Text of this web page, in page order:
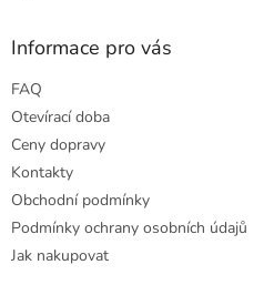
Informace pro vás
FAQ
Otevírací doba
Ceny dopravy
Kontakty
Obchodní podmínky
Podmínky ochrany osobních údajů
Jak nakupovat